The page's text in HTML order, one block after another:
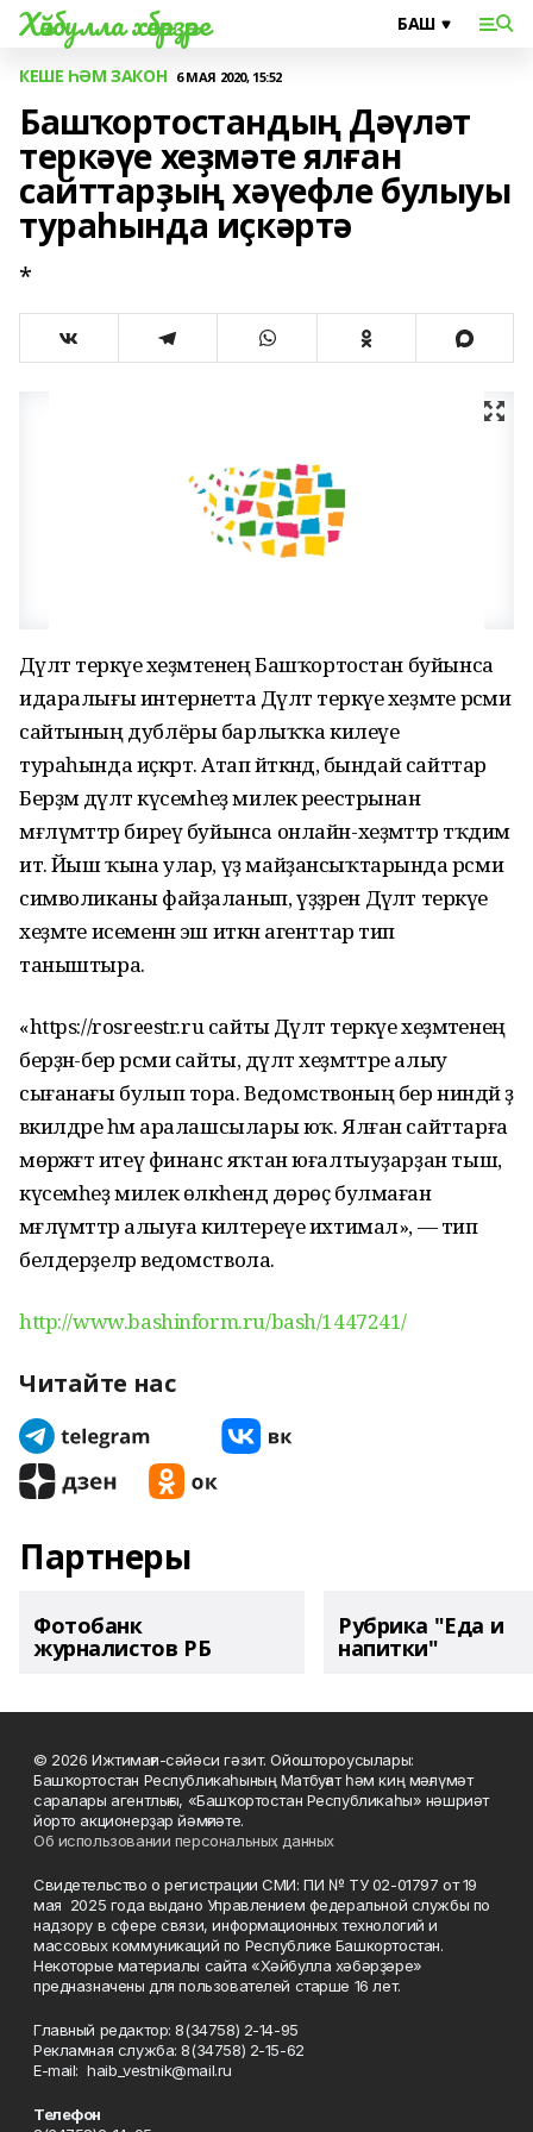
Хәйбулла хәбәрҙәре
КЕШЕ ҺӘМ ЗАКОН 6 МАЯ 2020, 15:52
Башҡортостандың Дәүләт
теркәүе хеҙмәте ялған
сайттарҙың хәүефле булыуы
тураһында иҫкәртә
*
Дәүләт теркәүе хеҙмәтенең Башҡортостан буйынса
идаралығы интернетта Дәүләт теркәүе хеҙмәте рәсми
сайтының дублёры барлыҡҡа килеүе
тураһында иҫкәртә. Атап әйткәндә, бындай сайттар
Берҙәм дәүләт күсемһеҙ милек реестрынан
мғлүмәттәр биреү буйынса онлайн-хеҙмәттәр тәҡдим
итә. Йыш ҡына улар, үҙ майҙансыҡтарында рәсми
символиканы файҙаланып, үҙҙәрен Дәүләт теркәүе
хеҙмәте исеменән эш иткән агенттар тип
таныштыра.
«https://rosreestr.ru сайты Дәүләт теркәүе хеҙмәтенең
берҙән-бер рәсми сайты, дәүләт хеҙмәттәре алыу
сығанағы булып тора. Ведомствоның бер ниндәй ҙә
вәкилдәре һәм аралашсылары юҡ. Ялған сайттарға
мөрәжәғәт итеү финанс яҡтан юғалтыуҙарҙан тыш,
күсемһеҙ милек өлкәһендә дөрөҫ булмаған
мәғлүмәттәр алыуға килтереүе ихтимал», — тип
белдерҙеләр ведомствола.
http://www.bashinform.ru/bash/1447241/
Читайте нас
Партнеры
Фотобанк
журналистов РБ
Рубрика "Еда и
напитки"
© 2026 Ижтимағи-сәйәси гәзит. Ойоштороусылары:
Башҡортостан Республикаһының Матбуғат һәм киң мәғлүмәт
саралары агентлығы, «Башҡортостан Республикаһы» нәшриәт
йорто акционерҙар йәмғиәте.
Об использовании персональных данных
Свидетельство о регистрации СМИ: ПИ № ТУ 02-01797 от 19
мая 2025 года выдано Управлением федеральной службы по
надзору в сфере связи, информационных технологий и
массовых коммуникаций по Республике Башкортостан.
Некоторые материалы сайта «Хәйбулла хәбәрҙәре»
предназначены для пользователей старше 16 лет.
Главный редактор: 8(34758) 2-14-95
Рекламная служба: 8(34758) 2-15-62
Е-mаil: haib_vestnik@mail.ru
Телефон